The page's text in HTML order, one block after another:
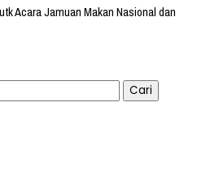
Acara Jamuan Makan Nasional dan